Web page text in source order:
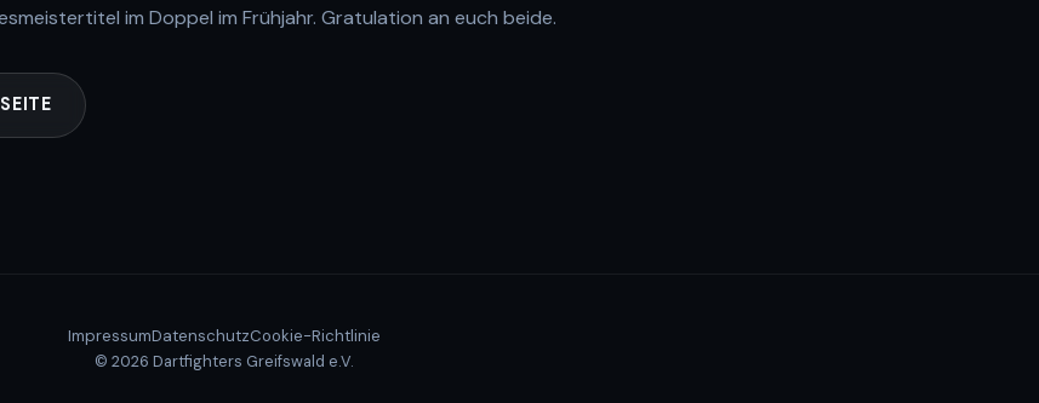
im Doppel im Frühjahr. Gratulation an euch beide.
ImpressumDatenschutzCookie-Richtlinie
© 2026 Dartfighters Greifswald e.V.